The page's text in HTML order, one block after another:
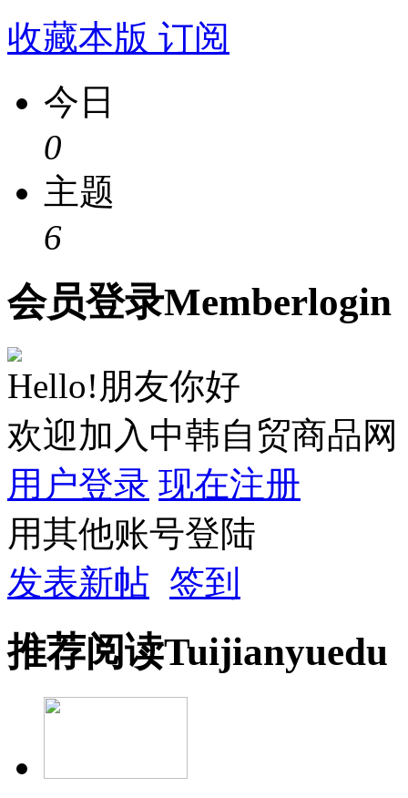
收藏本版 订阅
今日
0
主题
6
会员登录Memberlogin
Hello!朋友你好
欢迎加入中韩自贸商品网
用户登录 现在注册
用其他账号登陆
发表新帖 签到
推荐阅读Tuijianyuedu